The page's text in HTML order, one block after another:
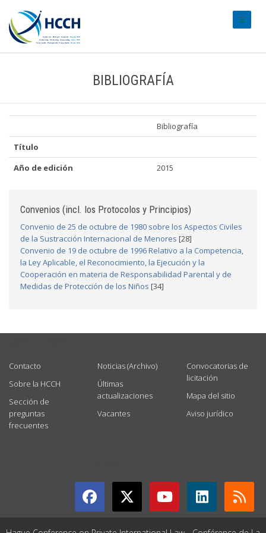
BIBLIOGRAFÍA
Bibliografía
Título
Año de edición
2015
Convenios (incl. los Protocolos y Principios)
Convenio de 25 de octubre de 1980 sobre los Aspectos Civiles
de la Sustracción Internacional de Menores [28]
Convenio de 19 de octubre de 1996 Relativo a la Competencia,
la Ley Aplicable, el Reconocimiento, la Ejecución y la
Cooperación en materia de Responsabilidad Parental y de
Medidas de Protección de los Niños [34]
Contacto
Sobre la HCCH
Sección de
preguntas
frecuentes
Noticias (Archivo)
Últimas
actualizaciones
Vacantes
Convocatorias de
licitación
Mapa del sitio
Aviso jurídico